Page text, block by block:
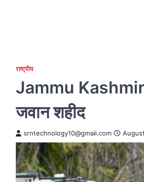
राष्ट्रीय
Jammu Kashmir
जवान शहीद
srntechnology10@gmail.com